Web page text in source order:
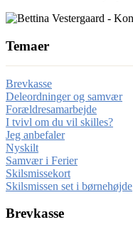
Temaer
Brevkasse
Deleordninger og samvær
Forældresamarbejde
I tvivl om du vil skilles?
Jeg anbefaler
Nyskilt
Samvær i Ferier
Skilsmissekort
Skilsmissen set i børnehøjde
Brevkasse